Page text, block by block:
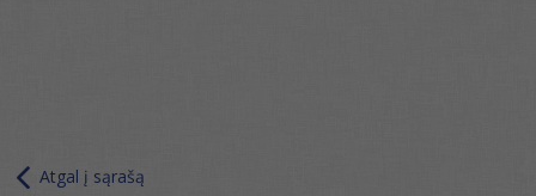
Atgal į sąrašą